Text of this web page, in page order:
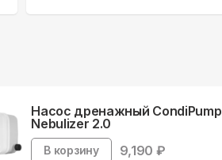
Насос дренажный CondiPump
Nebulizer 2.0
В корзину 9,190 ₽